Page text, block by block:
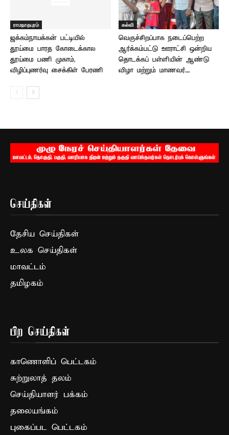
ராமநாதபுரம்
ஜக்கம்நாயக்கன் பட்டியில்
தூய்மை பாரத கோடைக்கால
தூய்மை பணி முகாம்,
விழிப்புணர்வு சைக்கிள் பேரணி
கல்வி
வெகுச்சிறப்பாக நடைப்பெற்ற
ஆர்க்கம்பட்டு ஊராட்சி ஒன்றிய
தொடக்கப் பள்ளியின் ஆண்டு
விழா மற்றும் மாணவர்...
செய்திகள்
தேசிய செய்திகள்
உலக செய்திகள்
மாவட்டம்
தமிழகம்
பிற செய்திகள்
காணொளிப் பெட்டகம்
சுற்றுலாத் தலம்
செய்தியாளர் பக்கம்
தலையங்கம்
புகைப்பட பெட்டகம்